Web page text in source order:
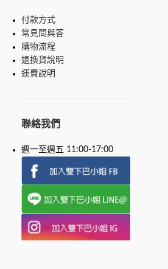
付款方式
常見問與答
購物流程
退換貨說明
運費說明
聯絡我們
週一至週五 11:00-17:00